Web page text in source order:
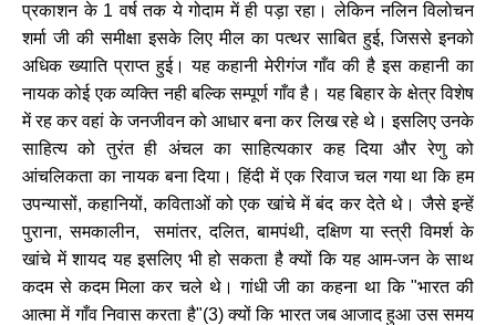
प्रकाशन के 1 वर्ष तक ये गोदाम में ही पड़ा रहा। लेकिन नलिन विलोचन
शर्मा जी की समीक्षा इसके लिए मील का पत्थर साबित हुई,जिससे इनको
अधिक ख्याति प्राप्त हुई। यह कहानी मेरीगंज गाँव की है इस कहानी का
नायक कोई एक व्यक्ति नही बल्कि सम्पूर्ण गाँव है। यहबिहार के क्षेत्र विशेष
में रह कर वहां के जनजीवन को आधार बना कर लिख रहे थे। इसलिए उनके
साहित्य को तुरंत ही अंचल का साहित्यकार कह दिया और रेणु को
आंचलिकता का नायक बना दिया। हिंदी में एक रिवाज चल गया था कि हम
उपन्यासों,कहानियों,कविताओं को एक खांचे में बंद कर देते थे। जैसे इन्हें
पुराना,समकालीन, समांतर,दलित,बामपंथी,दक्षिण या स्त्री विमर्श के
खांचे में शायद यह इसलिए भी हो सकता है क्यों कि यह आम-जन के साथ
कदम से कदम मिला कर चले थे। गांधी जी का कहना था कि"भारत की
आत्मा में गाँव निवास करता है"(3)क्यों कि भारत जब आजाद हुआ उस समय